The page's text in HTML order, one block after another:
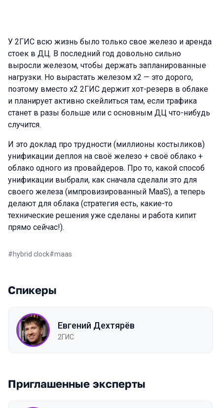
У 2ГИС всю жизнь было только свое железо и аренда
стоек в ДЦ. В последний год довольно сильно
выросли железом, чтобы держать запланированные
нагрузки. Но вырастать железом х2 — это дорого,
поэтому вместо х2 2ГИС держит хот-резерв в облаке
и планирует активно скейлиться там, если трафика
станет в разы больше или с основным ДЦ что-нибудь
случится.
И это доклад про трудности (миллионы костыликов)
унификации деплоя на своё железо + своё облако +
облако одного из провайдеров. Про то, какой способ
унификации выбрали, как сначала сделали это для
своего железа (импровизированный MaaS), а теперь
делают для облака (стратегия есть, какие-то
технические решения уже сделаны и работа кипит
прямо сейчас!).
#hybrid clock#maas
Спикеры
Евгений Дехтярёв
2ГИС
Приглашенные эксперты